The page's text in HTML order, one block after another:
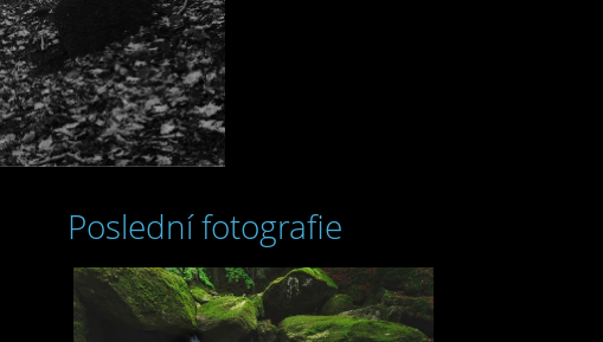
Poslední fotografie